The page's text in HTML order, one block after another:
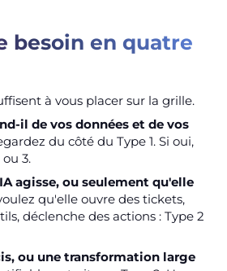
besoin en quatre
à vous placer sur la grille.
il de vos données et de vos
du côté du Type 1. Si oui,
3.
agisse, ou seulement qu'elle
qu'elle ouvre des tickets,
déclenche des actions : Type 2
ou une transformation large